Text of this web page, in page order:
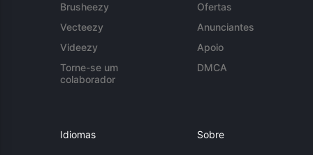
Brusheezy
Vecteezy
Videezy
Torne-se um
colaborador
Ofertas
Anunciantes
Apoio
DMCA
Idiomas Sobre